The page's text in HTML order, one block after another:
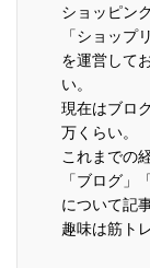
ショッピン
「ショップ
を運営して
い。
現在はブロ
万くらい。
これまでの
「ブログ」
について記
趣味は筋ト